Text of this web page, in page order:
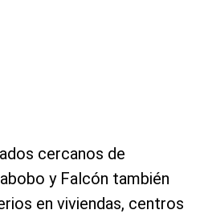
cercanos de
y Falcón también
en viviendas, centros